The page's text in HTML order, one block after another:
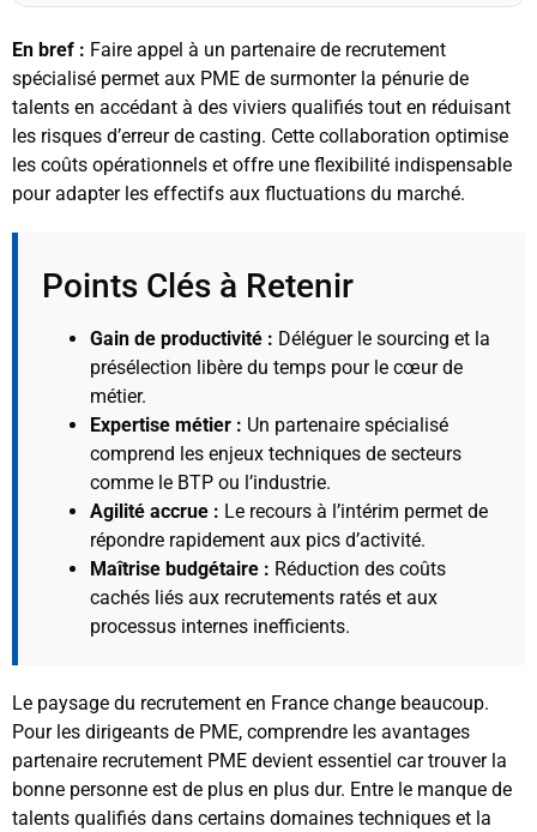
En bref : Faire appel à un partenaire de recrutement
spécialisé permet aux PME de surmonter la pénurie de
talents en accédant à des viviers qualifiés tout en réduisant
les risques d’erreur de casting. Cette collaboration optimise
les coûts opérationnels et offre une flexibilité indispensable
pour adapter les effectifs aux fluctuations du marché.
Points Clés à Retenir
Gain de productivité : Déléguer le sourcing et la
présélection libère du temps pour le cœur de
métier.
Expertise métier : Un partenaire spécialisé
comprend les enjeux techniques de secteurs
comme le BTP ou l’industrie.
Agilité accrue : Le recours à l’intérim permet de
répondre rapidement aux pics d’activité.
Maîtrise budgétaire : Réduction des coûts
cachés liés aux recrutements ratés et aux
processus internes inefficients.
Le paysage du recrutement en France change beaucoup.
Pour les dirigeants de PME, comprendre les avantages
partenaire recrutement PME devient essentiel car trouver la
bonne personne est de plus en plus dur. Entre le manque de
talents qualifiés dans certains domaines techniques et la